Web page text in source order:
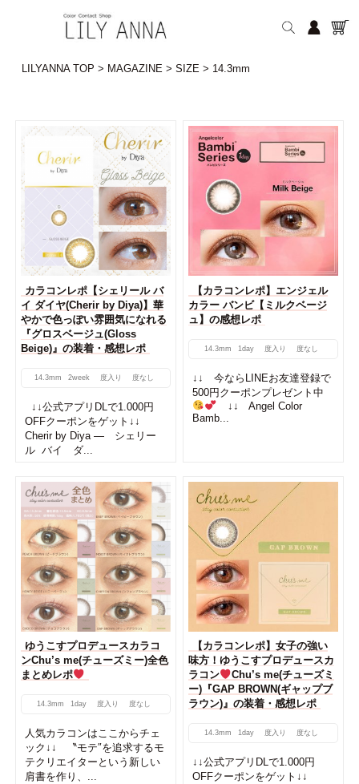
LILYANNA TOP > MAGAZINE> SIZE> 14.3mm
カラコンレポ【シェリール バ
イ ダイヤ(Cherir by Diya)】華
やかで色っぽい雰囲気になれる
『グロスベージュ(Gloss
Beige)』の装着・感想レポ
14.3mm 2week 度入り 度なし
↓↓公式アプリDLで1.000円
OFFクーポンをゲット↓↓
Cherir by Diya ― シェリー
ル バイ ダ...
【カラコンレポ】エンジェル
カラー バンビ【ミルクベージ
ュ】の感想レポ
14.3mm 1day 度入り 度なし
↓↓ 今ならLINEお友達登録で
500円クーポンプレゼント中
↓↓ Angel Color
Bamb...
ゆうこすプロデュースカラコ
ンChu’s me(チューズミー)全色
まとめレポ
14.3mm 1day 度入り 度なし
人気カラコンはここからチェ
ック↓↓ 〝モテ″を追求するモ
テクリエイターという新しい
肩書を作り、...
【カラコンレポ】女子の強い
味方！ゆうこすプロデュースカ
ラコン
Chu’s me(チューズミ
ー)『GAP BROWN(ギャップブ
ラウン)』の装着・感想レポ
14.3mm 1day 度入り 度なし
↓↓公式アプリDLで1.000円
OFFクーポンをゲット↓↓